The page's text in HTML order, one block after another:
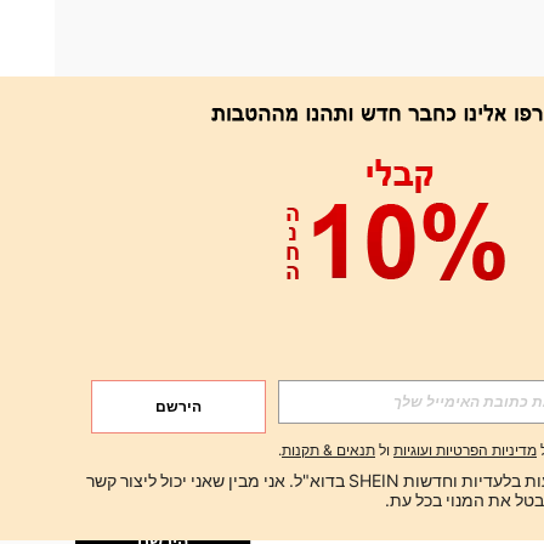
אפליקציה
הירשם
הירשם
הירשם
מדיניות הפרטיות ועוגיות ול תנאים & תקנות.
ברצוני לקבל הצעות בלעדיות וחדשות SHEIN בדוא"ל. אני מבין שאני יכול ליצור קשר